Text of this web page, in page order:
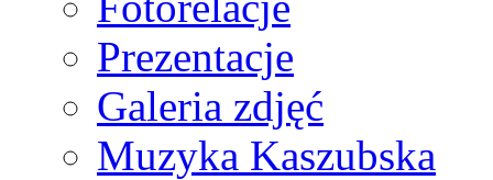
Prezentacje
Galeria zdjęć
Muzyka Kaszubska